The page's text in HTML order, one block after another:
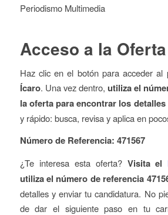
Periodismo Multimedia
Acceso a la Oferta
Haz clic en el botón para acceder al
Ícaro. Una vez dentro, utiliza el
la oferta para encontrar los detalles
y rápido: busca, revisa y aplica en
Número de Referencia: 471567
¿Te interesa esta oferta? Visita el
utiliza el número de referencia
detalles y enviar tu candidatura. No
de dar el siguiente paso en tu